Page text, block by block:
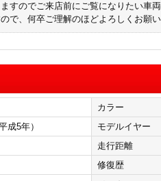
すのでご来店前にご覧になりたい車
で、何卒ご理解のほどよろしくお願
カラー
成5年） モデルイヤー
走行距離
修復歴